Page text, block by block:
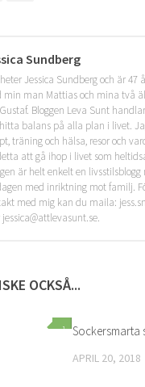
Sundberg
Jessica Sundberg och är 47
min man Mattias och mina två
Bloggen Leva Sunt
balans på alla plan i livet.
träning och hälsa, resor och
att gå ihop i livet som
är helt enkelt en
med inriktning mot familj.
med mig kan du maila:
OCKSÅ...
1 Sockersmarta
APRIL 20, 2018